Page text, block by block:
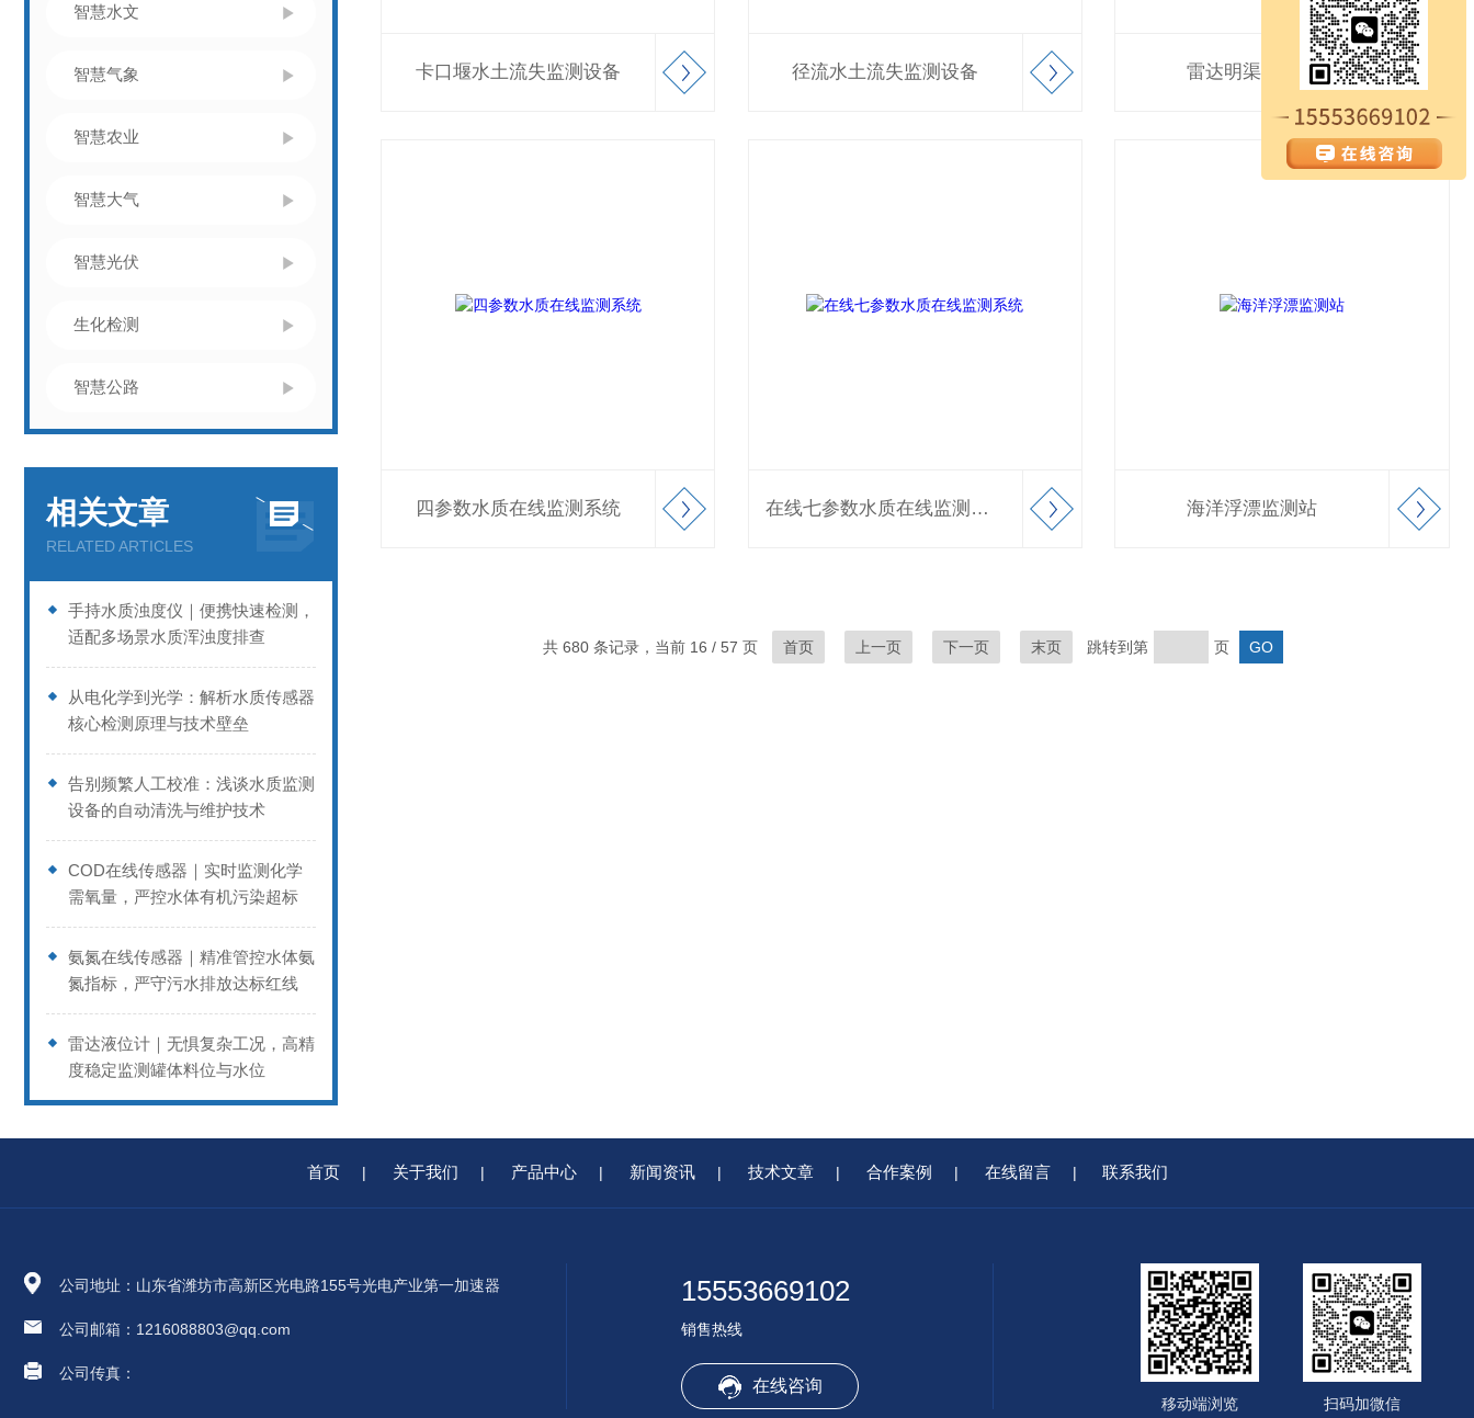
智慧水文
智慧气象
智慧农业
智慧大气
智慧光伏
生化检测
智慧公路
相关文章
RELATED ARTICLES
手持水质浊度仪｜便携快速检测，
适配多场景水质浑浊度排查
从电化学到光学：解析水质传感器
核心检测原理与技术壁垒
告别频繁人工校准：浅谈水质监测
设备的自动清洗与维护技术
COD在线传感器｜实时监测化学
需氧量，严控水体有机污染超标
氨氮在线传感器｜精准管控水体氨
氮指标，严守污水排放达标红线
雷达液位计｜无惧复杂工况，高精
度稳定监测罐体料位与水位
卡口堰水土流失监测设备 径流水土流失监测设备 雷达明渠流量站
四参数水质在线监测系统 在线七参数水质在线监测系统 海洋浮漂监测站
共 680 条记录，当前 16 / 57 页 首页 上一页 下一页 末页 跳转到第 页
首页 | 关于我们 | 产品中心 | 新闻资讯 | 技术文章 | 合作案例 | 在线留言 | 联系我们
公司地址：山东省潍坊市高新区光电路155号光电产业第一加速器
公司邮箱：1216088803@qq.com
公司传真：
15553669102
销售热线
在线咨询
扫码加微信
移动端浏览